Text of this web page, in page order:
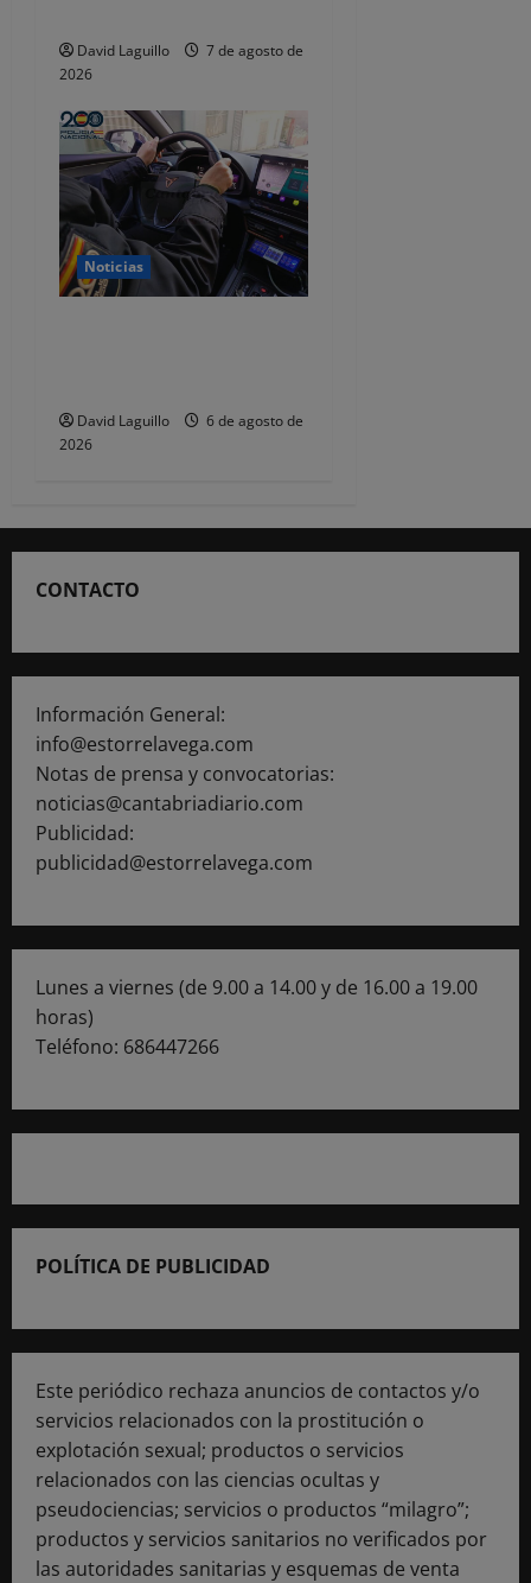
David Laguillo
7 de agosto de
2026
Noticias
David Laguillo
6 de agosto de
2026
CONTACTO
Información General:
info@estorrelavega.com
Notas de prensa y convocatorias:
noticias@cantabriadiario.com
Publicidad:
publicidad@estorrelavega.com
Lunes a viernes (de 9.00 a 14.00 y de 16.00 a 19.00
horas)
Teléfono: 686447266
POLÍTICA DE PUBLICIDAD
Este periódico rechaza anuncios de contactos y/o
servicios relacionados con la prostitución o
explotación sexual; productos o servicios
relacionados con las ciencias ocultas y
pseudociencias; servicios o productos “milagro”;
productos y servicios sanitarios no verificados por
las autoridades sanitarias y esquemas de venta